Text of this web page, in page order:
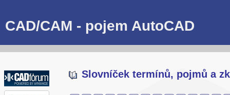
CAD/CAM - pojem AutoCAD
Slovníček termínů, pojmů a